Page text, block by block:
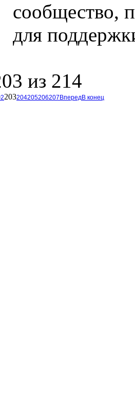
сообщество,
для
из 214
203204205206207 ВпередВ конец